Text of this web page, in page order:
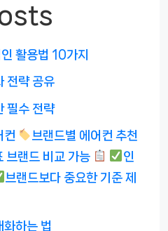
활용법 10가지
전략 공유
필수 전략
컨
브랜드별 에어컨 추천
브랜드 비교 가능
인
브랜드보다 중요한 기준 제
화하는 법